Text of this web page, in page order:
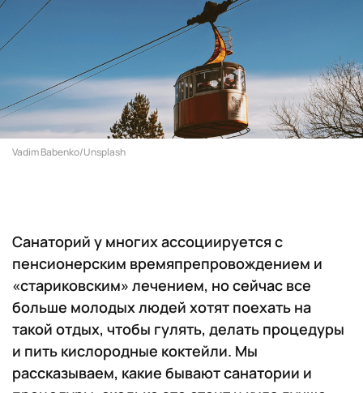
Vadim Babenko/Unsplash
Санаторий у многих ассоциируется с
пенсионерским времяпрепровождением и
«стариковским» лечением, но сейчас все
больше молодых людей хотят поехать на
такой отдых, чтобы гулять, делать процедуры
и пить кислородные коктейли. Мы
рассказываем, какие бывают санатории и